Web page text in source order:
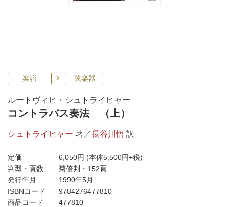
楽譜 弦楽器
ルートヴィヒ・シュトライヒャー
コントラバス奏法 （上）
シュトライヒャー 著／長谷川悟 訳
定価 6,050円 (本体5,500円+税)
判型・頁数
菊倍判・152頁
発行年月
1990年5月
ISBNコード
9784276477810
商品コード
477810